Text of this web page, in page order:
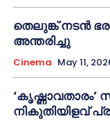
തെലുങ്ക് നടൻ
അന്തരിച്ചു
Cinema May 11,
‘കൃഷ്ണാവതാരം’
നികുതിയിളവ്